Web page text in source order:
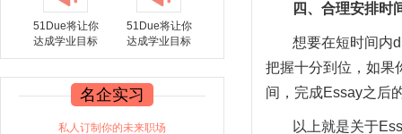
51Due将让你
达成学业目标
51Due将让你
达成学业目标
名企实习
私人订制你的未来职场
四、合理安排时
想要在短时间内
把握十分到位，如果
间，完成Essay之后
以上就是关于